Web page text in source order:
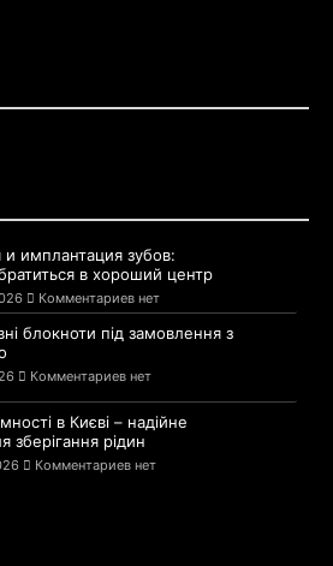
и имплантация зубов:
в хороший центр
Комментариев нет
блокноти під замовлення з
Комментариев нет
в Києві – надійне
зберігання рідин
Комментариев нет